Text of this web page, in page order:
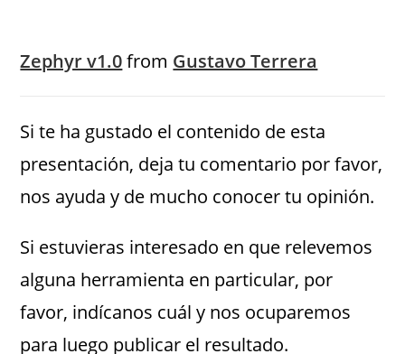
Zephyr v1.0 from Gustavo Terrera
Si te ha gustado el contenido de esta
presentación, deja tu comentario por favor,
nos ayuda y de mucho conocer tu opinión.
Si estuvieras interesado en que relevemos
alguna herramienta en particular, por
favor, indícanos cuál y nos ocuparemos
para luego publicar el resultado.